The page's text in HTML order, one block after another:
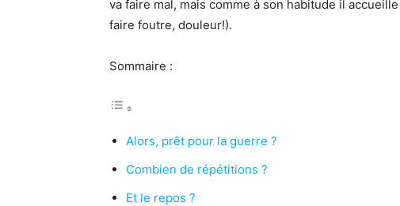
va faire mal, mais comme à son habitude il
faire foutre, douleur!).
Sommaire :
Alors, prêt pour la guerre ?
Combien de répétitions ?
Et le repos ?